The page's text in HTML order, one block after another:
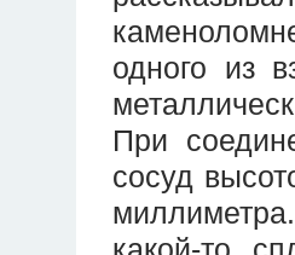
одного из
При
сосуд